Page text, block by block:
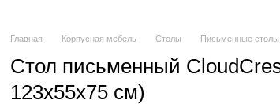
Главная Корпусная мебель Столы Письменные столы
Стол письменный
123х55х75 см)